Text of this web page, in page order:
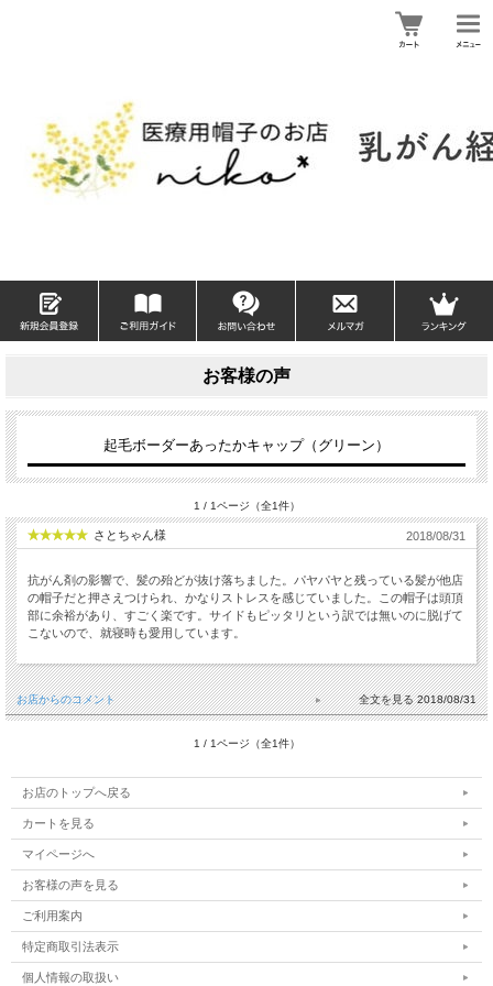
お客様の声
起毛ボーダーあったかキャップ（グリーン）
1 / 1ページ（全1件）
さとちゃん様 2018/08/31
抗がん剤の影響で、髪の殆どが抜け落ちました。パヤパヤと残っている髪が他店
の帽子だと押さえつけられ、かなりストレスを感じていました。この帽子は頭頂
部に余裕があり、すごく楽です。サイドもピッタリという訳では無いのに脱げて
こないので、就寝時も愛用しています。
お店からのコメント 2018/08/31
1 / 1ページ（全1件）
お店のトップへ戻る
カートを見る
マイページへ
お客様の声を見る
ご利用案内
特定商取引法表示
個人情報の取扱い